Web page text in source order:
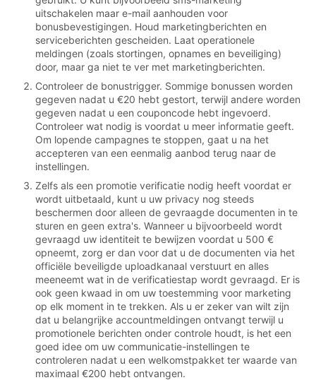
uitschakelen maar e-mail aanhouden voor
bonusbevestigingen. Houd marketingberichten en
serviceberichten gescheiden. Laat operationele
meldingen (zoals stortingen, opnames en beveiliging)
door, maar ga niet te ver met marketingberichten.
Controleer de bonustrigger. Sommige bonussen worden
gegeven nadat u €20 hebt gestort, terwijl andere worden
gegeven nadat u een couponcode hebt ingevoerd.
Controleer wat nodig is voordat u meer informatie geeft.
Om lopende campagnes te stoppen, gaat u na het
accepteren van een eenmalig aanbod terug naar de
instellingen.
Zelfs als een promotie verificatie nodig heeft voordat er
wordt uitbetaald, kunt u uw privacy nog steeds
beschermen door alleen de gevraagde documenten in te
sturen en geen extra's. Wanneer u bijvoorbeeld wordt
gevraagd uw identiteit te bewijzen voordat u 500 €
opneemt, zorg er dan voor dat u de documenten via het
officiële beveiligde uploadkanaal verstuurt en alles
meeneemt wat in de verificatiestap wordt gevraagd. Er is
ook geen kwaad in om uw toestemming voor marketing
op elk moment in te trekken. Als u er zeker van wilt zijn
dat u belangrijke accountmeldingen ontvangt terwijl u
promotionele berichten onder controle houdt, is het een
goed idee om uw communicatie-instellingen te
controleren nadat u een welkomstpakket ter waarde van
maximaal €200 hebt ontvangen.